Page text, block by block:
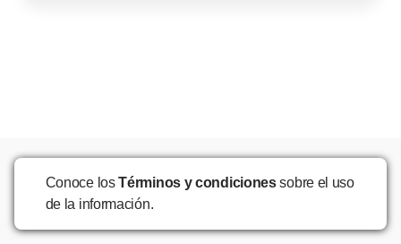
Conoce losTérminos y condicionessobre el uso
de la información.